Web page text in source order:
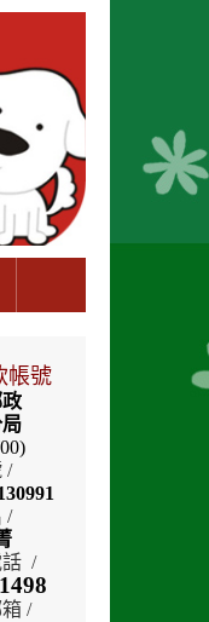
帳號
/
/
話 /
/